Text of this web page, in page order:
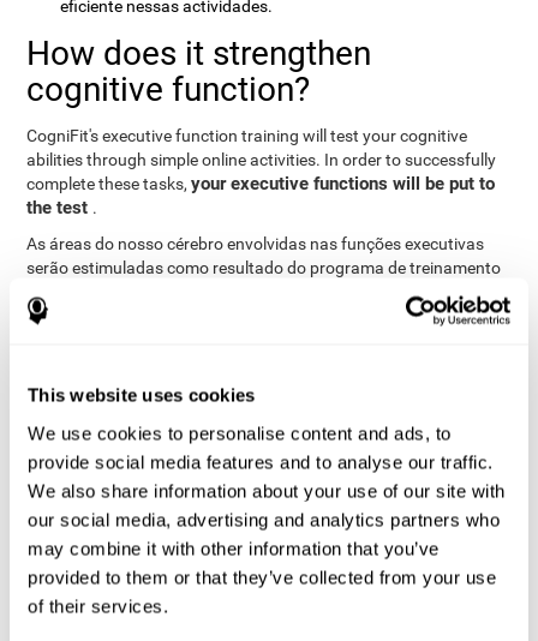
This website uses cookies
We use cookies to personalise content and ads, to
provide social media features and to analyse our traffic.
We also share information about your use of our site with
our social media, advertising and analytics partners who
may combine it with other information that you’ve
provided to them or that they’ve collected from your use
of their services.
eficiente nessas actividades.
How does it strengthen
cognitive function?
CogniFit's executive function training will test your cognitive
abilities through simple online activities. In order to successfully
complete these tasks,your executive functions will be put to
the test .
As áreas do nosso cérebro envolvidas nas funções executivas
serão estimuladas como resultado do programa de treinamento
de raciocínio. Esta estimulação
permite-nos alterar
ligeiramente o estado do nosso cérebro
para nos adaptarmos
nos permite ser mais eficientes nas atividades que exigem
aulas ou no dia a dia.
It is important to bear in mind that to stimulate the brain
effectively, it is not enough to play any game. Good cognitive
training must have certain characteristics, such as those
offered by CogniFit training: a solid scientific basis, the
ability to adapt to the needs and level of the user, and the
right activities to train executive functions.